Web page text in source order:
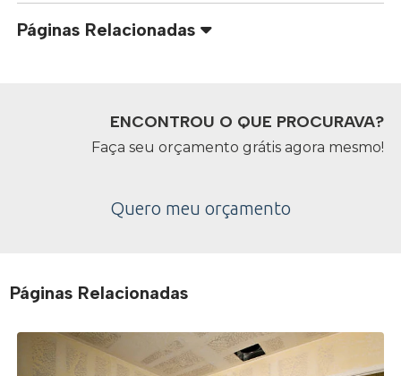
Páginas Relacionadas
ENCONTROU O QUE PROCURAVA?
Faça seu orçamento grátis agora mesmo!
Quero meu orçamento
Páginas Relacionadas